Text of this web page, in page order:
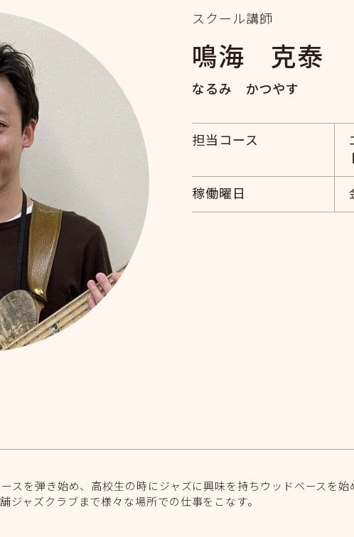
スクール講師
鳴海 克泰
なるみ かつやす
担当コース
稼働曜日
スを弾き始め、高校生の時にジャズに興味を持ちウッドベースを
ジャズクラブまで様々な場所での仕事をこなす。